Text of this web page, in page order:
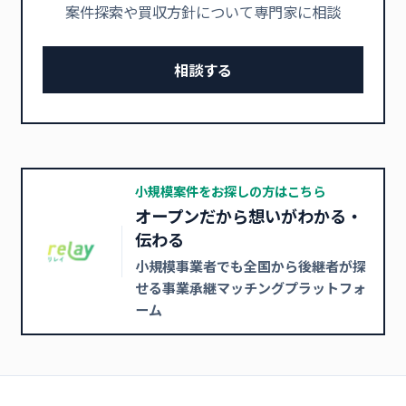
案件探索や買収方針について専門家に相談
相談する
小規模案件をお探しの方はこちら
オープンだから想いがわかる・
伝わる
小規模事業者でも全国から後継者が探
せる事業承継マッチングプラットフォ
ーム